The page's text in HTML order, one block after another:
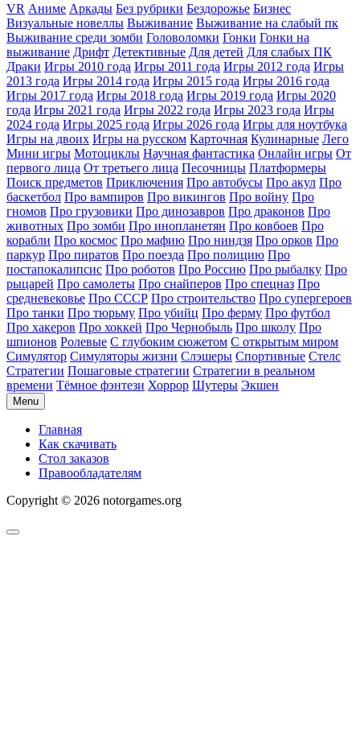
VR Аниме Аркады Без рубрики Бездорожье Бизнес
Визуальные новеллы Выживание Выживание на слабый пк
Выживание среди зомби Головоломки Гонки Гонки на
выживание Дрифт Детективные Для детей Для слабых ПК
Драки Игры 2010 года Игры 2011 года Игры 2012 года Игры
2013 года Игры 2014 года Игры 2015 года Игры 2016 года
Игры 2017 года Игры 2018 года Игры 2019 года Игры 2020
года Игры 2021 года Игры 2022 года Игры 2023 года Игры
2024 года Игры 2025 года Игры 2026 года Игры для ноутбука
Игры на двоих Игры на русском Карточная Кулинарные Лего
Мини игры Мотоциклы Научная фантастика Онлайн игры От
первого лица От третьего лица Песочницы Платформеры
Поиск предметов Приключения Про автобусы Про акул Про
баскетбол Про вампиров Про викингов Про войну Про
гномов Про грузовики Про динозавров Про драконов Про
животных Про зомби Про инопланетян Про ковбоев Про
корабли Про космос Про мафию Про ниндзя Про орков Про
паркур Про пиратов Про поезда Про полицию Про
постапокалипсис Про роботов Про Россию Про рыбалку Про
рыцарей Про самолеты Про снайперов Про спецназ Про
средневековье Про СССР Про строительство Про супергероев
Про танки Про тюрьму Про убийц Про ферму Про футбол
Про хакеров Про хоккей Про Чернобыль Про школу Про
шпионов Ролевые С глубоким сюжетом С открытым миром
Симулятор Симуляторы жизни Слэшеры Спортивные Стелс
Стратегии Пошаговые стратегии Стратегии в реальном
времени Тёмное фэнтези Хоррор Шутеры Экшен
Menu
Главная
Как скачивать
Стол заказов
Правообладателям
Copyright © 2026 notorgames.org
Scroll